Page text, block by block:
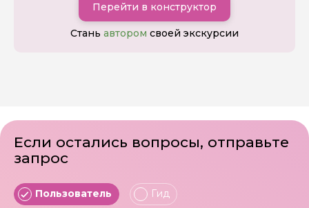
Перейти в конструктор
Стань автором своей экскурсии
Если остались вопросы, отправьте
запрос
Пользователь Гид